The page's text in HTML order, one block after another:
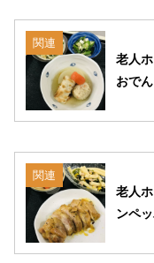
関連
老人
おで
関連
老人
ンペ